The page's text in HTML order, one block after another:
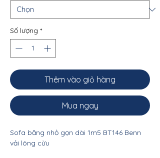
Số lượng *
Thêm vào giỏ hàng
Mua ngay
Sofa băng nhỏ gọn dài 1m5 BT146 Benn
vải lông cừu